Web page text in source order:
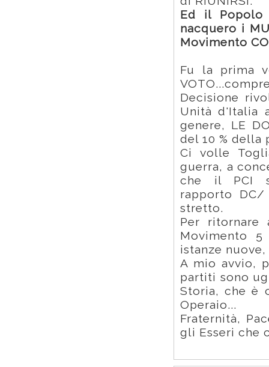
Ed il Popolo
nacquero i
Movimento
Fu la prima
Decisione
Unità d'Italia
genere, LE
del 10 % della
Ci volle
guerra, a
che il PCI
rapporto
stretto.
Per
Movimento
istanze
A mio avvio,
partiti sono
Storia, che è
Operaio...
Fraternità,
gli Esseri che